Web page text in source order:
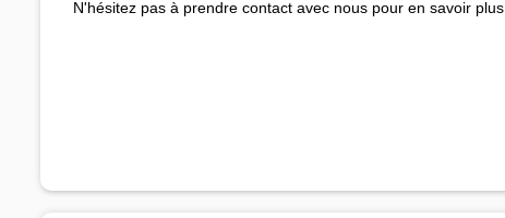
N'hésitez pas à prendre contact avec nous pour en savoir plus.